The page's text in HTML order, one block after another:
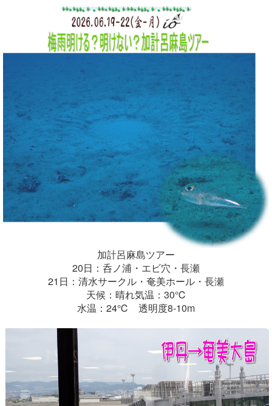
加計呂麻島ツアー
20日：呑ノ浦・エビ穴・長瀬
21日：清水サークル・奄美ホール・長瀬
天候：晴れ気温：30℃
水温：24℃ 透明度8-10m